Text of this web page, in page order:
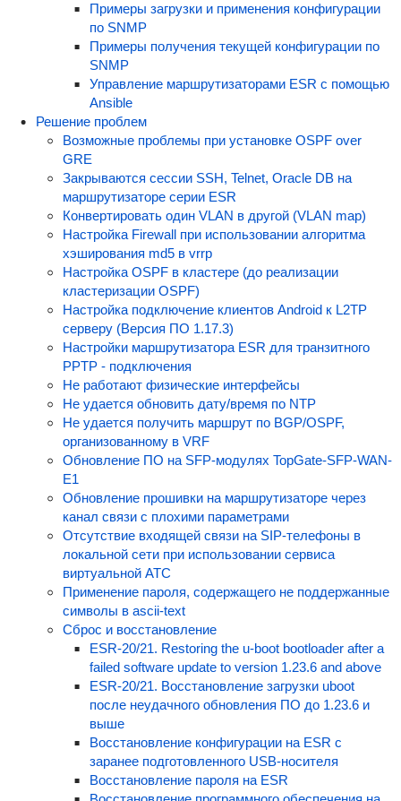
Примеры загрузки и применения конфигурации
по SNMP
Примеры получения текущей конфигурации по
SNMP
Управление маршрутизаторами ESR с помощью
Ansible
Решение проблем
Возможные проблемы при установке OSPF over
GRE
Закрываются сессии SSH, Telnet, Oracle DB на
маршрутизаторе серии ESR
Конвертировать один VLAN в другой (VLAN map)
Настройка Firewall при использовании алгоритма
хэширования md5 в vrrp
Настройка OSPF в кластере (до реализации
кластеризации OSPF)
Настройка подключение клиентов Android к L2TP
серверу (Версия ПО 1.17.3)
Настройки маршрутизатора ESR для транзитного
PPTP - подключения
Не работают физические интерфейсы
Не удается обновить дату/время по NTP
Не удается получить маршрут по BGP/OSPF,
организованному в VRF
Обновление ПО на SFP-модулях TopGate-SFP-WAN-
E1
Обновление прошивки на маршрутизаторе через
канал связи с плохими параметрами
Отсутствие входящей связи на SIP-телефоны в
локальной сети при использовании сервиса
виртуальной АТС
Применение пароля, содержащего не поддержанные
символы в ascii-text
Сброс и восстановление
ESR-20/21. Restoring the u-boot bootloader after a
failed software update to version 1.23.6 and above
ESR-20/21. Восстановление загрузки uboot
после неудачного обновления ПО до 1.23.6 и
выше
Восстановление конфигурации на ESR с
заранее подготовленного USB-носителя
Восстановление пароля на ESR